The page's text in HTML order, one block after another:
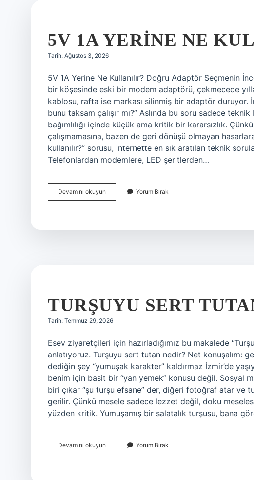
5V 1A YERINE NE
Tarih: Ağustos 3, 2026
5V 1A Yerine Ne Kullanılır? Doğru Adaptör Seçmenin
bir köşesinde eski bir modem adaptörü, çekmecede
kablosu, rafta ise markası silinmiş bir adaptör duruyor.
bunu taksam çalışır mı?” Aslında bu soru sadece
bağımlılığı içinde küçük ama kritik bir kararsızlık.
çalışmamasına, bazen de geri dönüşü olmayan
kullanılır?” sorusu, internette en sık aratılan teknik
Telefonlardan modemlere, LED şeritlerden…
Devamını okuyun
1A
Yorum Bırak
TURŞUYU SERT
Tarih: Temmuz 29, 2026
Esev ziyaretçileri için hazırladığımız bu makalede
anlatıyoruz. Turşuyu sert tutan nedir? Net konuşalım:
dediğin şey “yumuşak karakter” kaldırmaz İzmir’de
benim için basit bir “yan yemek” konusu değil. Sosyal
biri çıkar “şu turşu efsane” der, diğeri fotoğraf atar ve
gerilir. Çünkü mesele sadece lezzet değil, doku
yüzden kritik. Yumuşamış bir salatalık turşusu, bana
Devamını okuyun
sert
Yorum Bırak